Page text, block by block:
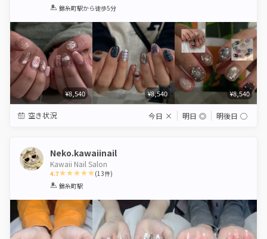
1 2 3 4 5
錦糸町駅から徒歩5分
¥8,540 ¥8,540 ¥8,540
空き状況 今日 × 明日 ◎ 明後日 ◯
Neko.kawaiinail
Kawaii Nail Salon
4.7
1 2 3 4
(13件)
錦糸町駅